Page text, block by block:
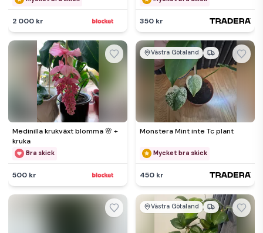
2 000 kr 350 kr
Medinilla krukväxt blomma 🌸 +
kruka
Bra skick
500 kr
Västra Götaland
Monstera Mint inte Tc plant
Mycket bra skick
450 kr
Västra Götaland